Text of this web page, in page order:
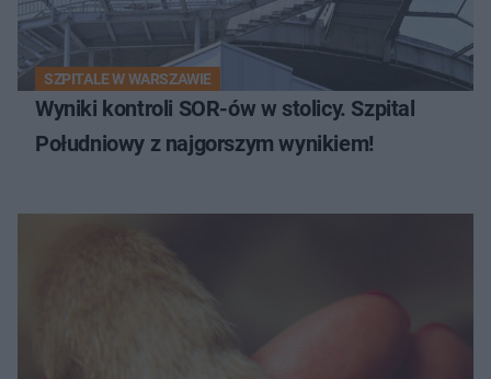
SZPITALE W WARSZAWIE
Wyniki kontroli SOR-ów w stolicy. Szpital
Południowy z najgorszym wynikiem!